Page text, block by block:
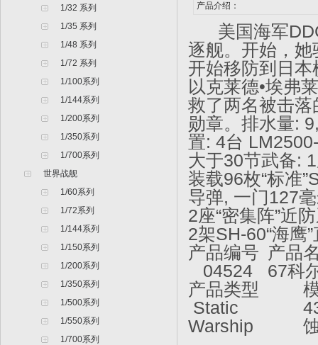
1/32 系列
1/35 系列
1/48 系列
1/72 系列
1/100系列
1/144系列
1/200系列
1/350系列
1/700系列
世界战舰
1/60系列
1/72系列
1/144系列
1/150系列
1/200系列
1/350系列
1/500系列
1/550系列
1/700系列
产品介绍：
美国海军
逐舰。开始，
开始移防到日本
以克莱德•埃弗
救了两名被击
勋章。排水量:
置: 4台
大于30节武备:
装载96枚“标准
导弹, 一门127
2座“密集阵”近
2架SH-60“海鹰
产品编号
04524
产品
67科
产品类型
Static
Warship